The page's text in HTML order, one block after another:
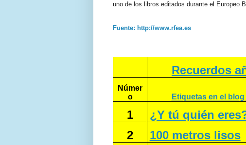
uno de los libros editados durante el Europeo
Fuente: http://www.rfea.es
Recuerdos
Númer
o
Etiquetas en el
1
¿Y tú quién
2
100 metros lisos